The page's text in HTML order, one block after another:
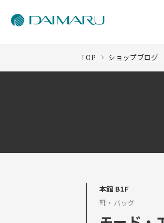
TOP ショップブログ
本館 B1F
靴・バッグ